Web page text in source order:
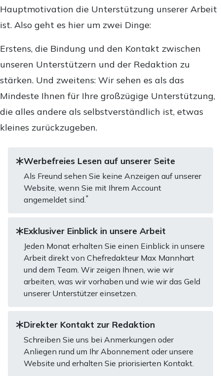
Hauptmotivation die Unterstützung unserer Arbeit
ist. Also geht es hier um zwei Dinge:
Erstens, die Bindung und den Kontakt zwischen
unseren Unterstützern und der Redaktion zu
stärken. Und zweitens: Wir sehen es als das
Mindeste Ihnen für Ihre großzügige Unterstützung,
die alles andere als selbstverständlich ist, etwas
kleines zurückzugeben.
Werbefreies Lesen auf unserer Seite
Als Freund sehen Sie keine Anzeigen auf unserer
Website, wenn Sie mit Ihrem Account
angemeldet sind.*
Exklusiver Einblick in unsere Arbeit
Jeden Monat erhalten Sie einen Einblick in unsere
Arbeit direkt von Chefredakteur Max Mannhart
und dem Team. Wir zeigen Ihnen, wie wir
arbeiten, was wir vorhaben und wie wir das Geld
unserer Unterstützer einsetzen.
Direkter Kontakt zur Redaktion
Schreiben Sie uns bei Anmerkungen oder
Anliegen rund um Ihr Abonnement oder unsere
Website und erhalten Sie priorisierten Kontakt.